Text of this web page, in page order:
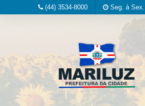
(44) 3534-8000 Seg. à